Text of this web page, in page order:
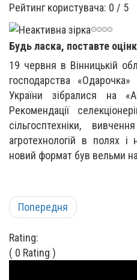
Рейтинг користувача: 0 / 5
Будь ласка, поставте
19 червня в Вінницькій
господарства «Одарочка»
України зібралися на
Рекомендації
сільгосптехніки,
агротехнологій в полях і
новий формат був вельми
Попередня
Rating:
( 0 Rating )